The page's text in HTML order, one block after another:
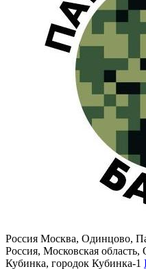
Россия Москва, Одинцово,
Россия, Московская
Кубинка, городок Кубинка-1